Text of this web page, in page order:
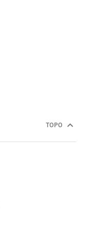
TOPO